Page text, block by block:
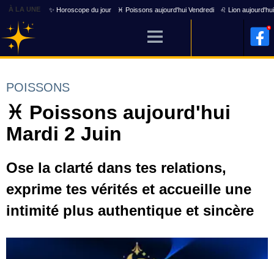
À LA UNE ✨ Horoscope du jour ♓ Poissons aujourd'hui Vendredi ♌ Lion
POISSONS
♓ Poissons aujourd'hui
Mardi 2 Juin
Ose la clarté dans tes relations,
exprime tes vérités et accueille une
intimité plus authentique et sincère